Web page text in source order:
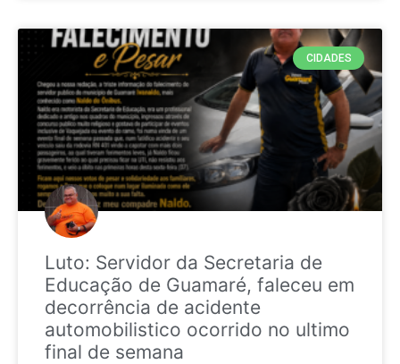
CIDADES
Luto: Servidor da Secretaria de
Educação de Guamaré, faleceu em
decorrência de acidente
automobilistico ocorrido no ultimo
final de semana